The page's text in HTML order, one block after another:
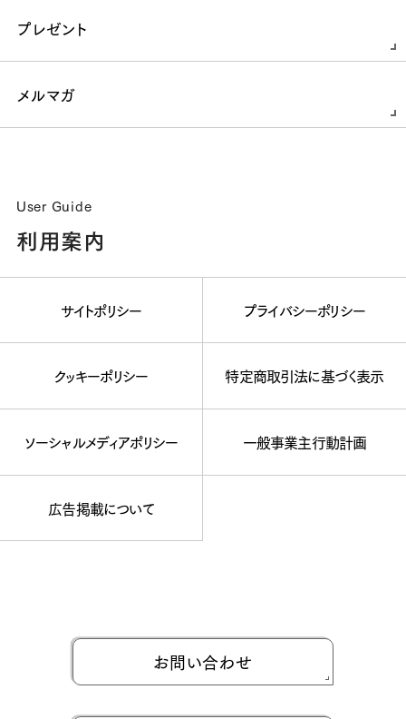
プレゼント
メルマガ
User Guide
利用案内
サイトポリシー プライバシーポリシー
クッキーポリシー 特定商取引法に基づく表示
ソーシャルメディアポリシー 一般事業主行動計画
広告掲載について
お問い合わせ